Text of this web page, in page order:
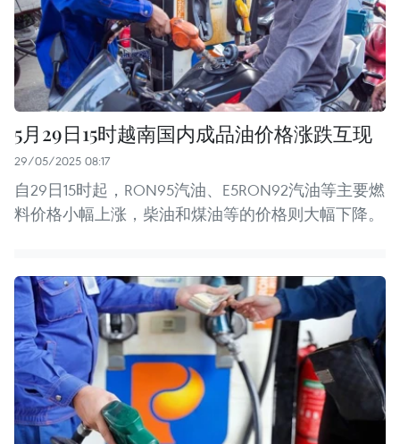
5月29日15时越南国内成品油价格涨跌互现
29/05/2025 08:17
自29日15时起，RON95汽油、E5RON92汽油等主要燃
料价格小幅上涨，柴油和煤油等的价格则大幅下降。